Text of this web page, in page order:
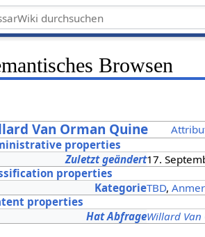
Browsen
Van Orman Quine
properties
Zuletzt geändert17.
properties
KategorieTBD,
properties
Hat AbfrageWillard